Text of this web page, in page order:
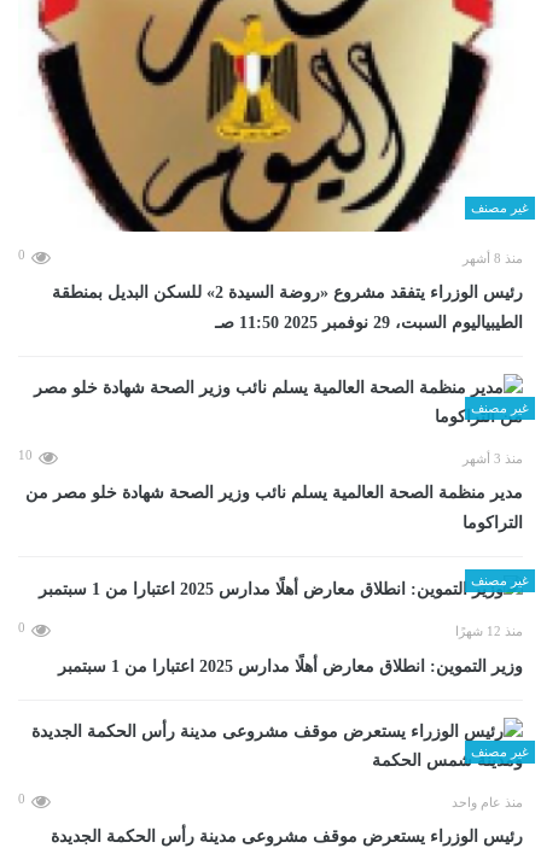
غير مصنف
منذ 8 أشهر 0
رئيس الوزراء يتفقد مشروع «روضة السيدة 2» للسكن البديل بمنطقة
الطيبياليوم السبت، 29 نوفمبر 2025 11:50 صـ
غير مصنف
منذ 3 أشهر 10
مدير منظمة الصحة العالمية يسلم نائب وزير الصحة شهادة خلو مصر من
التراكوما
غير مصنف
منذ 12 شهرًا 0
وزير التموين: انطلاق معارض أهلًا مدارس 2025 اعتبارا من 1 سبتمبر
غير مصنف
منذ عام واحد 0
رئيس الوزراء يستعرض موقف مشروعى مدينة رأس الحكمة الجديدة